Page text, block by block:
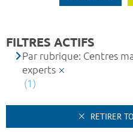
FILTRES ACTIFS
Par rubrique: Centres
experts
(1)
RETIRER